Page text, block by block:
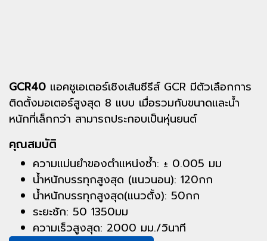
GCR40 แอคชูเอเตอร์เชิงเส้นซีรีส์ GCR มีตัวเลือกการ
ติดตั้งมอเตอร์สูงสุด 8 แบบ เมื่อรวมกับขนาดและน้ำ
หนักที่เล็กกว่า สามารถประกอบเป็นหุ่นยนต์
คุณสมบัติ
ความแม่นยำของตำแหน่งซ้ำ: ± 0.005 มม
น้ำหนักบรรทุกสูงสุด (แนวนอน): 120กก
น้ำหนักบรรทุกสูงสุด(แนวตั้ง): 50กก
ระยะชัก: 50 1350มม
ความเร็วสูงสุด: 2000 มม./วินาที